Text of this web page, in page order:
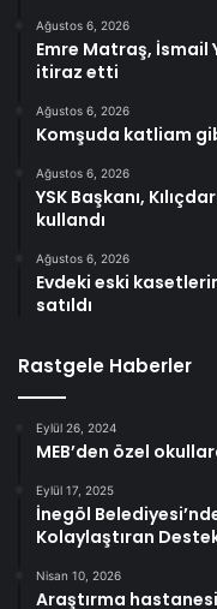
Ağustos 6, 2026
Emre Matraş, İsmail
itiraz etti
Ağustos 6, 2026
Komşuda katliam
Ağustos 6, 2026
YSK Başkanı,
kullandı
Ağustos 6, 2026
Evdeki eski
satıldı
Rastgele Haberler
Eylül 26, 2024
MEB’den özel
Eylül 17, 2025
İnegöl
Kolaylaştıran
Nisan 10, 2026
Araştırma